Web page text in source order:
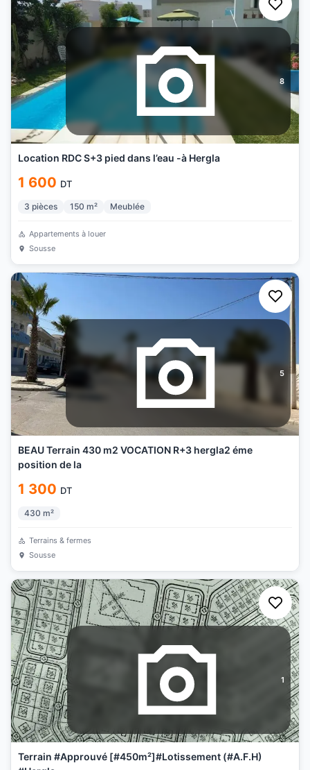
8
Location RDC S+3 pied dans l’eau -à Hergla
1 600 DT
3 pièces 150 m² Meublée
Appartements à louer
Sousse
5
BEAU Terrain 430 m2 VOCATION R+3 hergla2 éme
position de la
1 300 DT
430 m²
Terrains & fermes
Sousse
1
Terrain #Approuvé [#450m²]#Lotissement (#A.F.H)